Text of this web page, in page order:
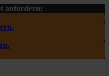
anfordern: